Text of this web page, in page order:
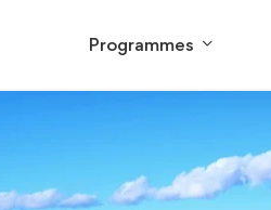
Programmes